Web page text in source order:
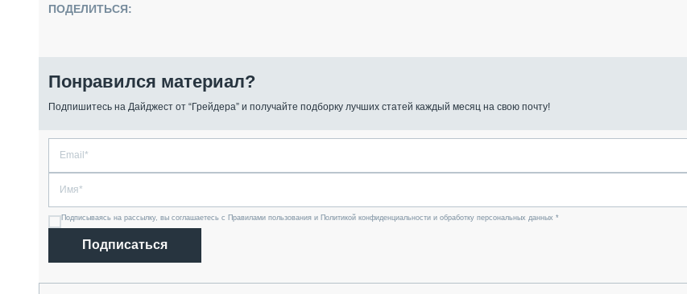
ПОДЕЛИТЬСЯ:
Понравился материал?
Подпишитесь на Дайджест от “Грейдера” и получайте подборку лучших статей каждый месяц на свою почту!
Подписываясь на рассылку, вы соглашаетесь с Правилами пользования и Политикой конфиденциальности и обработку персональных данных *
Подписаться